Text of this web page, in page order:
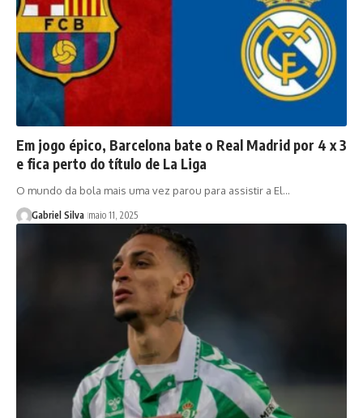
Em jogo épico, Barcelona bate o Real Madrid por 4 x 3
e fica perto do título de La Liga
O mundo da bola mais uma vez parou para assistir a El…
Gabriel Silva maio 11, 2025